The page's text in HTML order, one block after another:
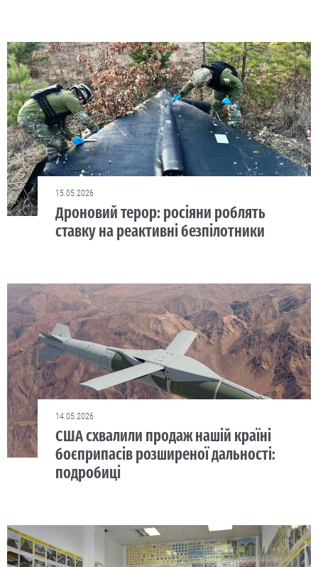
15.05.2026
Дроновий терор: росіяни роблять
ставку на реактивні безпілотники
14.05.2026
США схвалили продаж нашій країні
боєприпасів розширеної дальності:
подробиці